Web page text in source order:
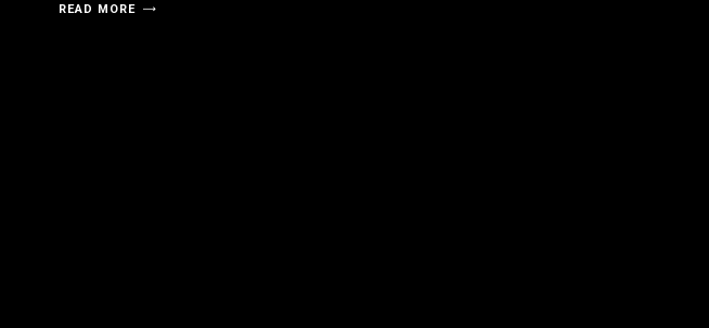
READ MORE